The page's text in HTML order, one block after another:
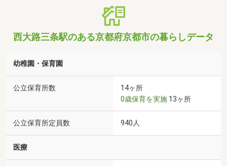
西大路三条駅のある京都府京都市の暮らしデータ
幼稚園・保育園
公立保育所数
14ヶ所
0歳保育を実施 13ヶ所
公立保育所定員数 940人
医療